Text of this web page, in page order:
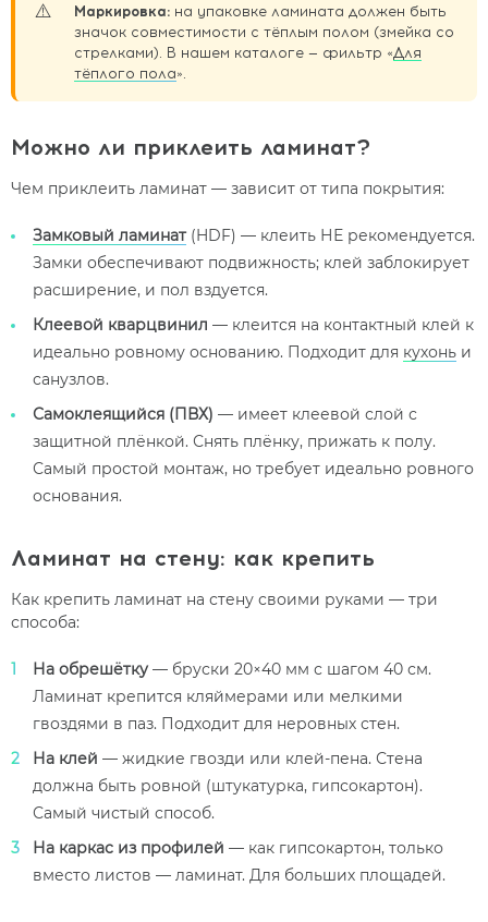
⚠️ Маркировка: на упаковке ламината должен быть
значок совместимости с тёплым полом (змейка со
стрелками). В нашем каталоге — фильтр «Для
тёплого пола».
Можно ли приклеить ламинат?
Чем приклеить ламинат — зависит от типа покрытия:
Замковый ламинат(HDF) — клеить НЕ рекомендуется.
Замки обеспечивают подвижность; клей заблокирует
расширение, и пол вздуется.
Клеевой кварцвинил — клеится на контактный клей к
идеально ровному основанию. Подходит для кухонь и
санузлов.
Самоклеящийся (ПВХ) — имеет клеевой слой с
защитной плёнкой. Снять плёнку, прижать к полу.
Самый простой монтаж, но требует идеально ровного
основания.
Ламинат на стену: как крепить
Как крепить ламинат на стену своими руками — три
способа:
На обрешётку— бруски 20×40 мм с шагом 40 см.
Ламинат крепится кляймерами или мелкими
гвоздями в паз. Подходит для неровных стен.
На клей — жидкие гвозди или клей-пена. Стена
должна быть ровной (штукатурка, гипсокартон).
Самый чистый способ.
На каркас из профилей — как гипсокартон, только
вместо листов — ламинат. Для больших площадей.